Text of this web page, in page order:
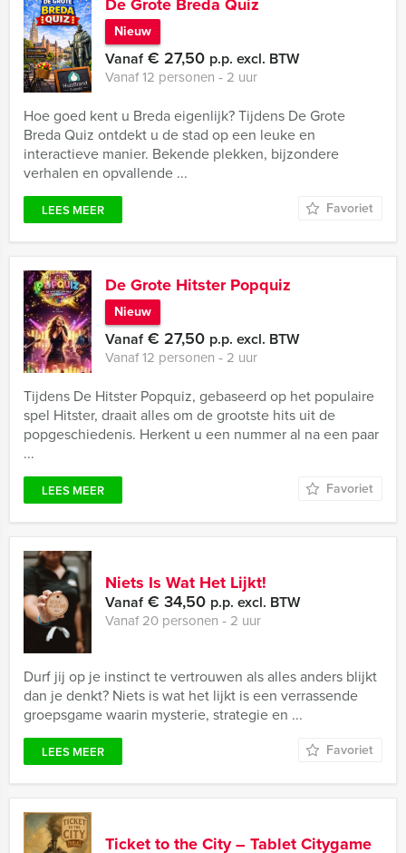
Nieuw
Vanaf€ 27,50 p.p. excl. BTW
Vanaf 12 personen ‐ 2 uur
Hoe goed kent u Breda eigenlijk? Tijdens De Grote
Breda Quiz ontdekt u de stad op een leuke en
interactieve manier. Bekende plekken, bijzondere
verhalen en opvallende ...
LEES MEER Favoriet
De Grote Hitster Popquiz
Nieuw
Vanaf€ 27,50 p.p. excl. BTW
Vanaf 12 personen ‐ 2 uur
Tijdens De Hitster Popquiz, gebaseerd op het populaire
spel Hitster, draait alles om de grootste hits uit de
popgeschiedenis. Herkent u een nummer al na een paar
...
LEES MEER Favoriet
Niets Is Wat Het Lijkt!
Vanaf€ 34,50 p.p. excl. BTW
Vanaf 20 personen ‐ 2 uur
Durf jij op je instinct te vertrouwen als alles anders blijkt
dan je denkt? Niets is wat het lijkt is een verrassende
groepsgame waarin mysterie, strategie en ...
LEES MEER Favoriet
Ticket to the City – Tablet Citygame